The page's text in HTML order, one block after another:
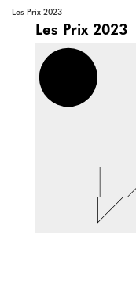
Les Prix 2023
Les Prix 2023